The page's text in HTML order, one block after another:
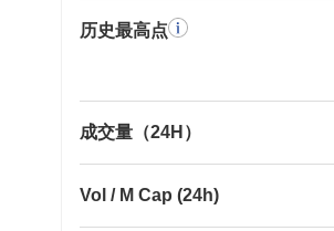
历史最高点
成交量（24H）
Vol / M Cap (24h)